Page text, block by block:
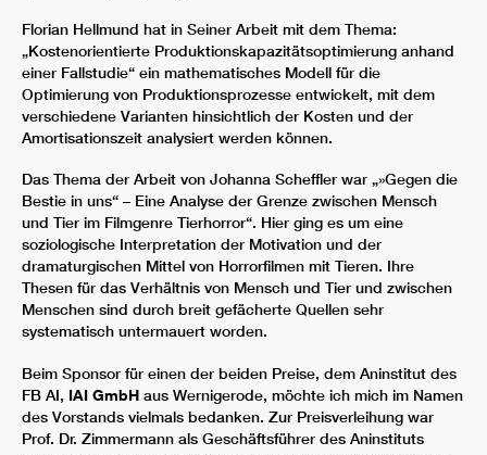
Florian Hellmund hat in Seiner Arbeit mit dem Thema:
„Kostenorientierte Produktionskapazitätsoptimierung anhand
einer Fallstudie“ ein mathematisches Modell für die
Optimierung von Produktionsprozesse entwickelt, mit dem
verschiedene Varianten hinsichtlich der Kosten und der
Amortisationszeit analysiert werden können.
Das Thema der Arbeit von Johanna Scheffler war „»Gegen die
Bestie in uns“ – Eine Analyse der Grenze zwischen Mensch
und Tier im Filmgenre Tierhorror“. Hier ging es um eine
soziologische Interpretation der Motivation und der
dramaturgischen Mittel von Horrorfilmen mit Tieren. Ihre
Thesen für das Verhältnis von Mensch und Tier und zwischen
Menschen sind durch breit gefächerte Quellen sehr
systematisch untermauert worden.
Beim Sponsor für einen der beiden Preise, dem Aninstitut des
FB AI, IAI GmbH aus Wernigerode, möchte ich mich im Namen
des Vorstands vielmals bedanken. Zur Preisverleihung war
Prof. Dr. Zimmermann als Geschäftsführer des Aninstituts